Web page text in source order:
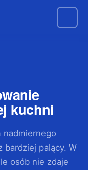
kuchni
nadmiernego
bardziej palący. W
osób nie zdaje